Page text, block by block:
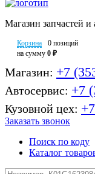
Магазин запчастей
Корзина
0 позиций
на сумму 0 ₽
Магазин: +7
Автосервис: +7
Кузовной цех:
Заказать звонок
Поиск по коду
Каталог